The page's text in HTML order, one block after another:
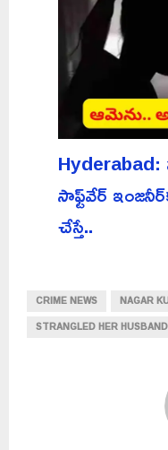
Hyderabad:
సాఫ్ట్‌వేర్
చేస్తే..
CRIME NEWS
NAGAR
STRANGLED HER HUSBAND